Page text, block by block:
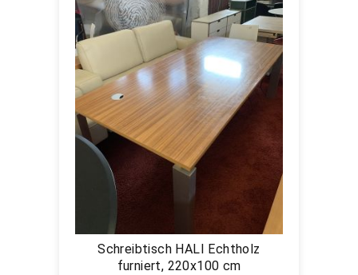
Schreibtisch HALI Echtholz
furniert, 220x100 cm